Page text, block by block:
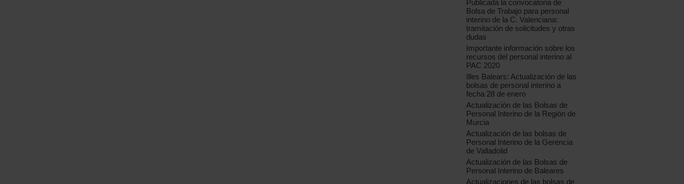
Publicada la convocatoria de
Bolsa de Trabajo para personal
interino de la C. Valenciana:
tramitación de solicitudes y otras
dudas
Importante información sobre los
recursos del personal interino al
PAC 2020
Illes Balears: Actualización de las
bolsas de personal interino a
fecha 28 de enero
Actualización de las Bolsas de
Personal Interino de la Región de
Murcia
Actualización de las bolsas de
Personal Interino de la Gerencia
de Valladolid
Actualización de las Bolsas de
Personal Interino de Baleares
Actualizaciones de las bolsas de